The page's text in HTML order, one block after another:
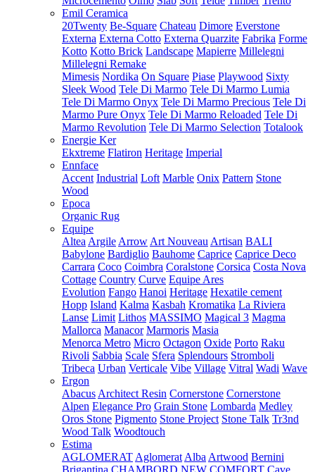
Emil Ceramica
20Twenty Be-Square Chateau Dimore Everstone
Externa Externa Cotto Externa Quarzite Fabrika Forme
Kotto Kotto Brick Landscape Mapierre Millelegni
Millelegni Remake
Mimesis Nordika On Square Piase Playwood Sixty
Sleek Wood Tele Di Marmo Tele Di Marmo Lumia
Tele Di Marmo Onyx Tele Di Marmo Precious Tele Di
Marmo Pure Onyx Tele Di Marmo Reloaded Tele Di
Marmo Revolution Tele Di Marmo Selection Totalook
Energie Ker
Ekxtreme Flatiron Heritage Imperial
Ennface
Accent Industrial Loft Marble Onix Pattern Stone
Wood
Epoca
Organic Rug
Equipe
Altea Argile Arrow Art Nouveau Artisan BALI
Babylone Bardiglio Bauhome Caprice Caprice Deco
Carrara Coco Coimbra Coralstone Corsica Costa Nova
Cottage Country Curve Equipe Ares
Evolution Fango Hanoi Heritage Hexatile cement
Hopp Island Kalma Kasbah Kromatika La Riviera
Lanse Limit Lithos MASSIMO Magical 3 Magma
Mallorca Manacor Marmoris Masia
Menorca Metro Micro Octagon Oxide Porto Raku
Rivoli Sabbia Scale Sfera Splendours Stromboli
Tribeca Urban Verticale Vibe Village Vitral Wadi Wave
Ergon
Abacus Architect Resin Cornerstone Cornerstone
Alpen Elegance Pro Grain Stone Lombarda Medley
Oros Stone Pigmento Stone Project Stone Talk Tr3nd
Wood Talk Woodtouch
Estima
AGLOMERAT Aglomerat Alba Artwood Bernini